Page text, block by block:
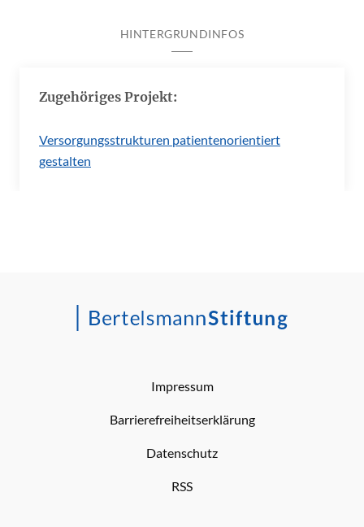
HINTERGRUNDINFOS
Zugehöriges Projekt:
Versorgungsstrukturen patientenorientiert
gestalten
Impressum
Barrierefreiheitserklärung
Datenschutz
RSS